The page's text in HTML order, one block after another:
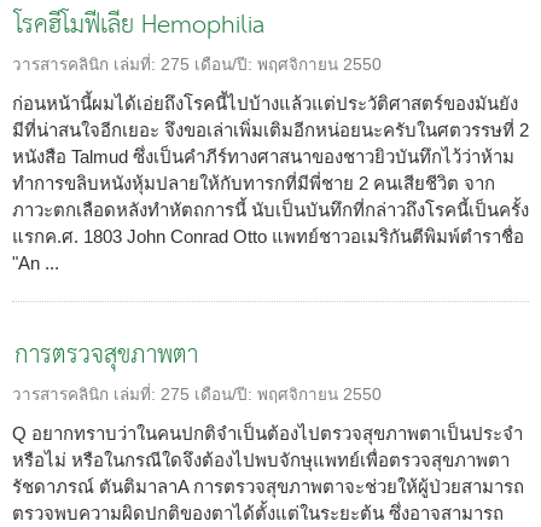
โรคฮีโมฟีเลีย Hemophilia
วารสารคลินิก เล่มที่: 275 เดือน/ปี: พฤศจิกายน 2550
ก่อนหน้านี้ผมได้เอ่ยถึงโรคนี้ไปบ้างแล้วแต่ประวัติศาสตร์ของมันยัง
มีที่น่าสนใจอีกเยอะ จึงขอเล่าเพิ่มเติมอีกหน่อยนะครับในศตวรรษที่ 2
หนังสือ Talmud ซึ่งเป็นคำภีร์ทางศาสนาของชาวยิวบันทึกไว้ว่าห้าม
ทำการขลิบหนังหุ้มปลายให้กับทารกที่มีพี่ชาย 2 คนเสียชีวิต จาก
ภาวะตกเลือดหลังทำหัตถการนี้ นับเป็นบันทึกที่กล่าวถึงโรคนี้เป็นครั้ง
แรกค.ศ. 1803 John Conrad Otto แพทย์ชาวอเมริกันตีพิมพ์ตำราชื่อ
"An ...
การตรวจสุขภาพตา
วารสารคลินิก เล่มที่: 275 เดือน/ปี: พฤศจิกายน 2550
Q อยากทราบว่าในคนปกติจำเป็นต้องไปตรวจสุขภาพตาเป็นประจำ
หรือไม่ หรือในกรณีใดจึงต้องไปพบจักษุแพทย์เพื่อตรวจสุขภาพตา
รัชดาภรณ์ ตันติมาลาA การตรวจสุขภาพตาจะช่วยให้ผู้ป่วยสามารถ
ตรวจพบความผิดปกติของตาได้ตั้งแต่ในระยะต้น ซึ่งอาจสามารถ